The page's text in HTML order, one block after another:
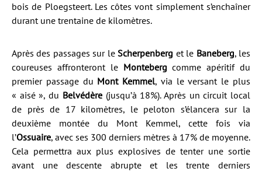
bois de Ploegsteert. Les côtes vont simplement s’enchaîner
durant une trentaine de kilomètres.
Après des passages sur leScherpenberg et le Baneberg, les
coureuses affronteront le Monteberg comme apéritif du
premier passage du Mont Kemmel, via le versant le plus
« aisé », du Belvédère(jusqu’à 18%). Après un circuit local
de près de 17 kilomètres, le peloton s’élancera sur la
deuxième montée du Mont Kemmel, cette fois via
l’Ossuaire, avec ses 300 derniers mètres à 17% de moyenne.
Cela permettra aux plus explosives de tenter une sortie
avant une descente abrupte et les trente derniers